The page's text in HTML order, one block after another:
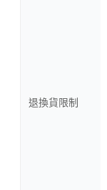
退換貨限制